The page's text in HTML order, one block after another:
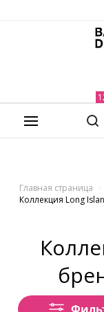
Главная страница
Коллекция Long